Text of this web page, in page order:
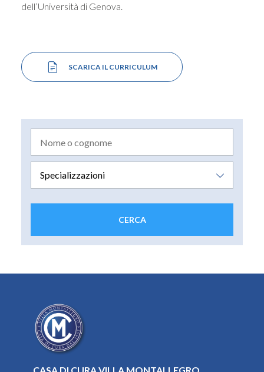
dell’Università di Genova.
SCARICA IL CURRICULUM